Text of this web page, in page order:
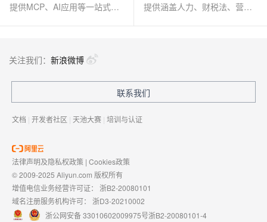
提供MCP、AI应用等一站式AI解决方案
提供涵盖人力、财税法、营销、客服等AI方案
关注我们： 新浪微博
联系我们
文档 | 开发者社区 | 天池大赛 | 培训与认证
法律声明及隐私权政策 | Cookies政策
© 2009-2025 Aliyun.com 版权所有
增值电信业务经营许可证： 浙B2-20080101
域名注册服务机构许可： 浙D3-20210002
浙公网安备 33010602009975号浙B2-20080101-4